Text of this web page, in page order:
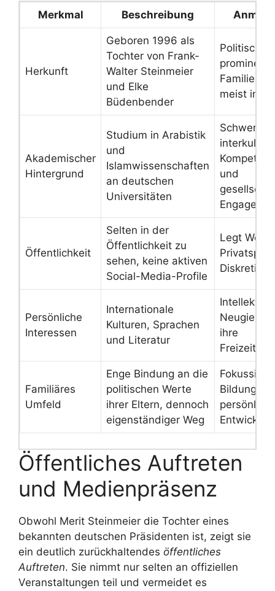
Merkmal Beschreibung
Herkunft
Geboren 1996 als
Tochter von Frank-
Walter Steinmeier
und Elke
Büdenbender
Politisch
prominente
Familie,
meist im
Akademischer
Hintergrund
Studium in Arabistik
und
Islamwissenschaften
an deutschen
Universitäten
und
Öffentlichkeit
Selten in der
Öffentlichkeit zu
sehen, keine aktiven
Social-Media-Profile
Legt Wert
Diskretion
Persönliche
Interessen
Internationale
Kulturen, Sprachen
und Literatur
Neugier
ihre
Familiäres
Umfeld
Enge Bindung an die
politischen Werte
ihrer Eltern, dennoch
eigenständiger Weg
Fokussiert
Bildung
Öffentliches Auftreten
und Medienpräsenz
Obwohl Merit Steinmeier die Tochter eines
bekannten deutschen Präsidenten ist, zeigt sie
ein deutlich zurückhaltendes öffentliches
Auftreten. Sie nimmt nur selten an offiziellen
Veranstaltungen teil und vermeidet es